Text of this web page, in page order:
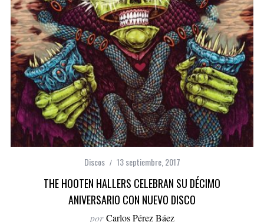
Discos 13 septiembre, 2017
THE HOOTEN HALLERS CELEBRAN SU DÉCIMO
ANIVERSARIO CON NUEVO DISCO
por Carlos Pérez Báez